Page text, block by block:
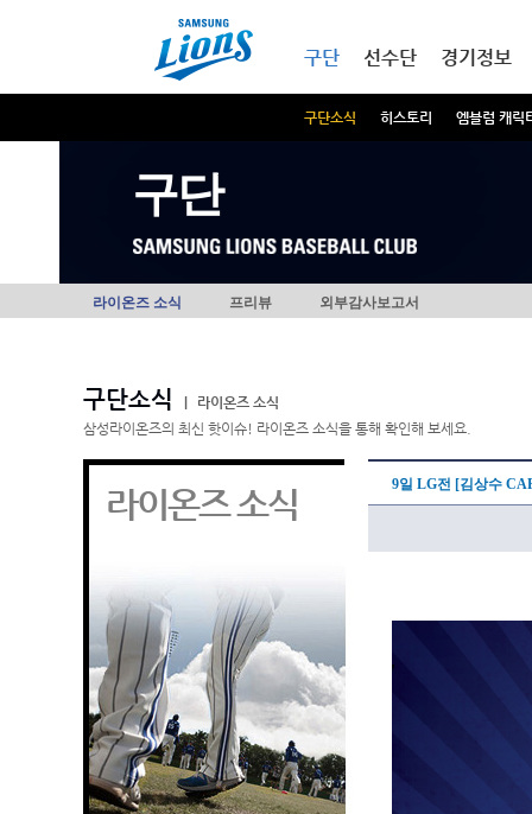
구단
구단소식 히스토리 엠블럼 캐릭
선수단 경기정보
구단
라이온즈 소식 프리뷰 외부감사보고서
구단소식
라이온즈 소식
삼성라이온즈의 최신 핫이슈! 라이온즈 소식을 통해 확인해 보세요.
라이온즈 소식 9일 LG전 [김상수